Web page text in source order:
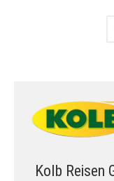
Kolb Reisen